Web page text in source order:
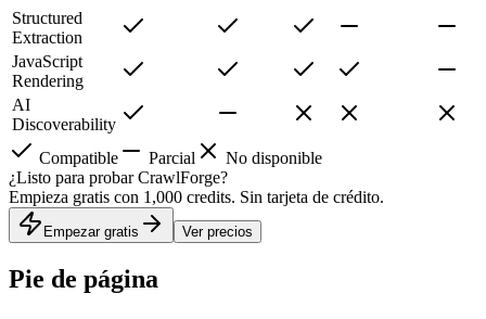
Structured
Extraction
JavaScript
Rendering
AI
Discoverability
Compatible
Parcial
No disponible
¿Listo para probar CrawlForge?
Empieza gratis con 1,000 credits. Sin tarjeta de crédito.
Empezar gratis Ver precios
Pie de página